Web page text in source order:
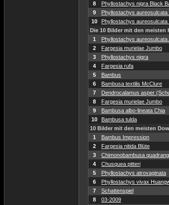
8
Phyllostachys nigra Black
9
Phyllostachys aureosulcata
10
Phyllostachys
Die 10 Bilder mit den meisten
1
Phyllostachys aureosulcata
2
Fargesia murielae Jumbo
3
Phyllostachys nigra
4
Fargesia rufa
5
Bambus
6
Bambusa textilis McClure
7
Dendrocalamus asper
8
Fargesia murielae Jumbo
9
Bambusa albo-lineata Chia
10
Bambusa tulda
10 Bilder mit den meisten
1
Bambus Impression
2
Fargesia nitida Blüte
3
Chimonobambusa
4
Chusquea pitteri
5
Phyllostachys atrovaginata
6
Phyllostachys vivax
7
Schattenspiel
8
03-2009